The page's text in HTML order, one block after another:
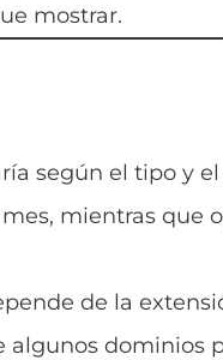
mostrar.
según el tipo y
mientras que
de la
algunos dominios